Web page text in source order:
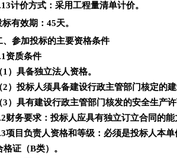
计价方式：采用工程量清单计价。
标有效期：45天。
、参加投标的主要资格条件
资质条件
1）具备独立法人资格。
2）投标人须具备建设行政主管部门核定的
3）具有建设行政主管部门核发的安全生产
财务要求：投标人应具有独立订立合同的
项目负责人资格和等级：必须是投标人本
格证（B类）。